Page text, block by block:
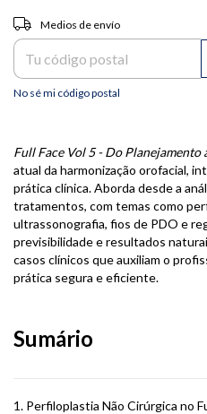
Entregas para el CP:
Medios de envío
No sé mi código postal
Full Face Vol 5 - Do Planejamento
atual da harmonização orofacial,
prática clínica. Aborda desde a
tratamentos, com temas como
ultrassonografia, fios de PDO e
previsibilidade e resultados
casos clínicos que auxiliam o
prática segura e eficiente.
Sumário
1. Perfiloplastia Não Cirúrgica no